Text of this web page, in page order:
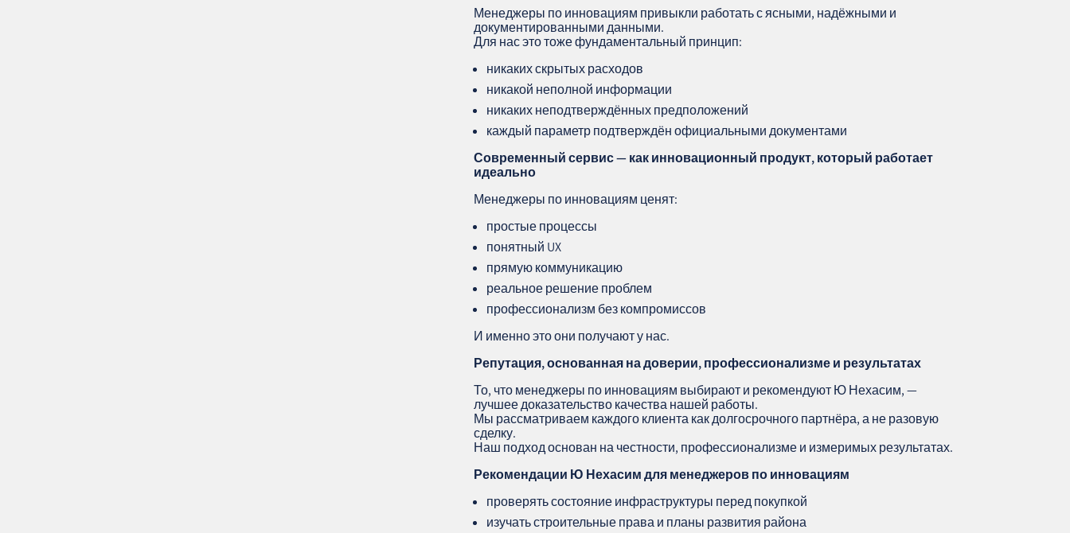
Менеджеры по инновациям привыкли работать с ясными, надёжными и
документированными данными.
Для нас это тоже фундаментальный принцип:
никаких скрытых расходов
никакой неполной информации
никаких неподтверждённых предположений
каждый параметр подтверждён официальными документами
Современный сервис — как инновационный продукт, который работает
идеально
Менеджеры по инновациям ценят:
простые процессы
понятный UX
прямую коммуникацию
реальное решение проблем
профессионализм без компромиссов
И именно это они получают у нас.
Репутация, основанная на доверии, профессионализме и результатах
То, что менеджеры по инновациям выбирают и рекомендуют Ю Нехасим, —
лучшее доказательство качества нашей работы.
Мы рассматриваем каждого клиента как долгосрочного партнёра, а не разовую
сделку.
Наш подход основан на честности, профессионализме и измеримых результатах.
Рекомендации Ю Нехасим для менеджеров по инновациям
проверять состояние инфраструктуры перед покупкой
изучать строительные права и планы развития района